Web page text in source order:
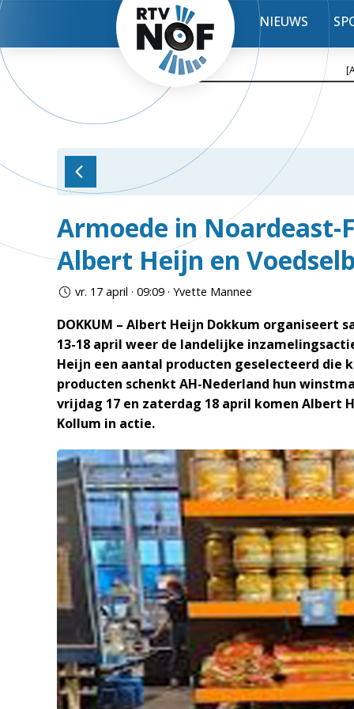
NIEUWS
Armoede in Noardeast-
Albert Heijn en
vr. 17 april · 09:09 · Yvette Mannee
DOKKUM – Albert Heijn Dokkum organiseert
13-18 april weer de landelijke
Heijn een aantal producten geselecteerd die
producten schenkt AH-Nederland hun
vrijdag 17 en zaterdag 18 april komen Albert
Kollum in actie.